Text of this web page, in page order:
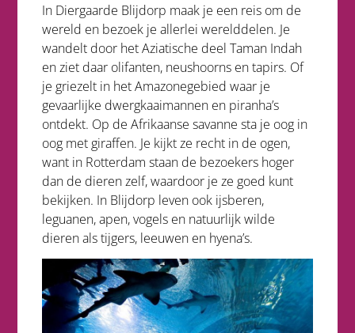
In Diergaarde Blijdorp maak je een reis om de
wereld en bezoek je allerlei werelddelen. Je
wandelt door het Aziatische deel Taman Indah
en ziet daar olifanten, neushoorns en tapirs. Of
je griezelt in het Amazonegebied waar je
gevaarlijke dwergkaaimannen en piranha’s
ontdekt. Op de Afrikaanse savanne sta je oog in
oog met giraffen. Je kijkt ze recht in de ogen,
want in Rotterdam staan de bezoekers hoger
dan de dieren zelf, waardoor je ze goed kunt
bekijken. In Blijdorp leven ook ijsberen,
leguanen, apen, vogels en natuurlijk wilde
dieren als tijgers, leeuwen en hyena’s.